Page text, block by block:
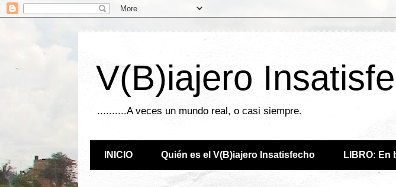
V(B)iajero
..........A veces un mundo real, o casi siempre.
INICIO Quién es el V(B)iajero Insatisfecho LIBRO: En